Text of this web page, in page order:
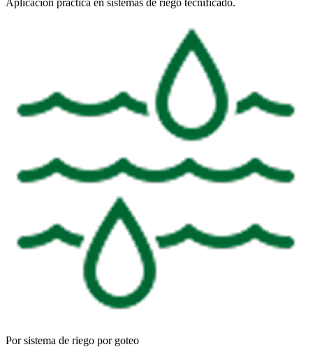
Aplicación práctica en sistemas de riego tecnificado.
Por sistema de riego por goteo